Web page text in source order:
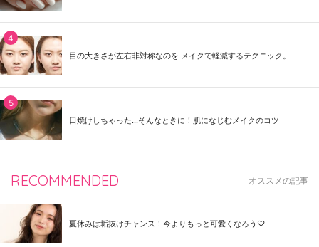
目の大きさが左右非対称なのを メイクで軽減するテクニック。
日焼けしちゃった...そんなときに！肌になじむメイクのコツ
RECOMMENDED オススメの記事
夏休みは垢抜けチャンス！今よりもっと可愛くなろう♡